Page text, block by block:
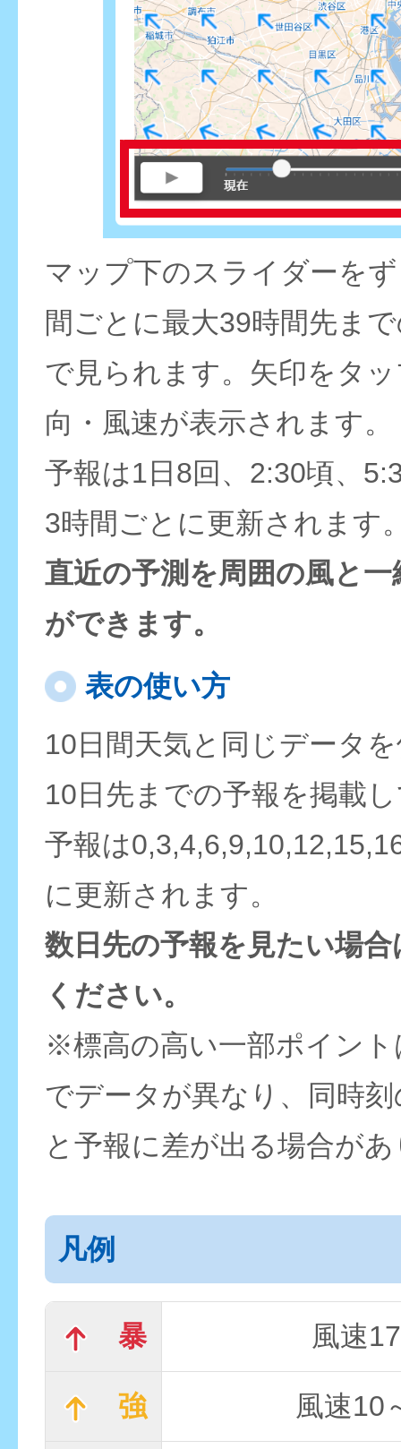
マップ下のスライダーを
間ごとに最大39時間先ま
で見られます。矢印をタ
向・風速が表示されます。
予報は1日8回、2:30頃、
3時間ごとに更新されます
直近の予測を周囲の風と
ができます。
表の使い方
10日間天気と同じデータ
10日先までの予報を掲載
予報は
に更新されます。
数日先の予報を見たい場
ください。
※標高の高い一部ポイン
でデータが異なり、同時
と予報に差が出る場合が
凡例
暴 風速
強 風速10